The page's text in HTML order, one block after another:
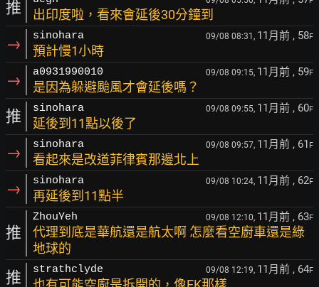
推 出印度啦，看來會延後30分鐘到
→ sinohara 09/08 08:31, 11月前 , 58F
預計慢1小時
→ a0931990010 09/08 09:15, 11月前 , 59F
是因為躲避颱風才會延後嗎？
推 sinohara 09/08 09:55, 11月前 , 60F
延後到11點以後了
→ sinohara 09/08 09:57, 11月前 , 61 F
看起來是改道菲律賓那邊北上
→ sinohara 09/08 10:24, 11月前 , 62F
再延後到11點半
推
ZhouYeh 09/08 12:10, 11月前 , 63F
代理到底是華航還是航太啊 怎麼看空廚車還是綠
地球的
推 strathclyde 09/08 12:19, 11月前 , 64F